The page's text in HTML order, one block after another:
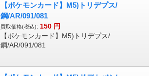
【ポケモンカード】M5)トリデプス/
鋼/AR/091/081
買取価格(税込): 150 円
【ポケモンカード】M5)トリデプス/
鋼/AR/091/081